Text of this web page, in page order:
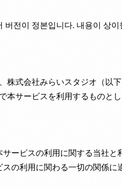
전이 정본입니다. 내용이 상
株式会社みらいスタジオ（以
本サービスを利用するものとし
ービスの利用に関する当社と
の利用に関わる一切の関係に